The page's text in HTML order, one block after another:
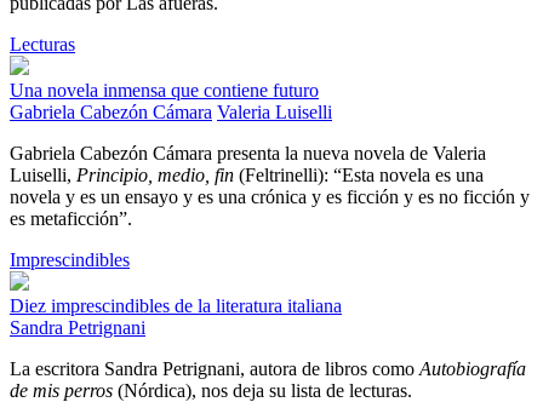
Lecturas
Una novela inmensa que contiene futuro
Gabriela Cabezón Cámara Valeria Luiselli
Gabriela Cabezón Cámara presenta la nueva novela de Valeria
Luiselli, Principio, medio, fin (Feltrinelli): “Esta novela es una
novela y es un ensayo y es una crónica y es ficción y es no ficción y
es metaficción”.
Imprescindibles
Diez imprescindibles de la literatura italiana
Sandra Petrignani
La escritora Sandra Petrignani, autora de libros como Autobiografía
de mis perros (Nórdica), nos deja su lista de lecturas.